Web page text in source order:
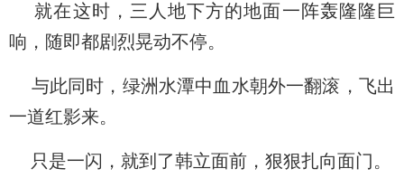
就在这时，三人地下方的地面一阵轰隆隆巨
响，随即都剧烈晃动不停。
与此同时，绿洲水潭中血水朝外一翻滚，飞出
一道红影来。
只是一闪，就到了韩立面前，狠狠扎向面门。